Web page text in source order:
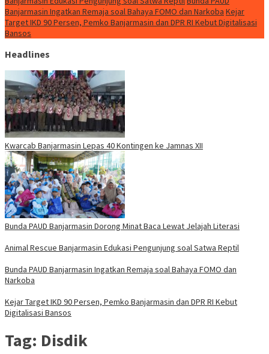
Banjarmasin Ingatkan Remaja soal Bahaya FOMO dan Narkoba Kejar
Target IKD 90 Persen, Pemko Banjarmasin dan DPR RI Kebut Digitalisasi
Bansos
Headlines
Kwarcab Banjarmasin Lepas 40 Kontingen ke Jamnas XII
Bunda PAUD Banjarmasin Dorong Minat Baca Lewat Jelajah Literasi
Animal Rescue Banjarmasin Edukasi Pengunjung soal Satwa Reptil
Bunda PAUD Banjarmasin Ingatkan Remaja soal Bahaya FOMO dan
Narkoba
Kejar Target IKD 90 Persen, Pemko Banjarmasin dan DPR RI Kebut
Digitalisasi Bansos
Tag: Disdik